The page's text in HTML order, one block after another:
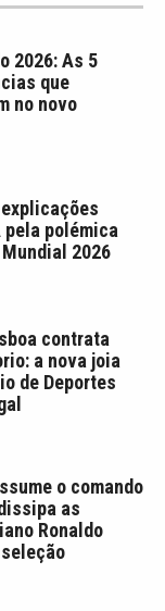
2026: As 5
que
no novo
polémica
2026
contrata
a nova joia
de Deportes
o comando
as
Ronaldo